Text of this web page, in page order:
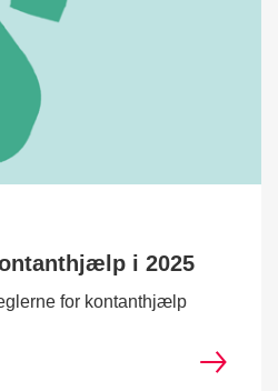
i 2025
for kontanthjælp